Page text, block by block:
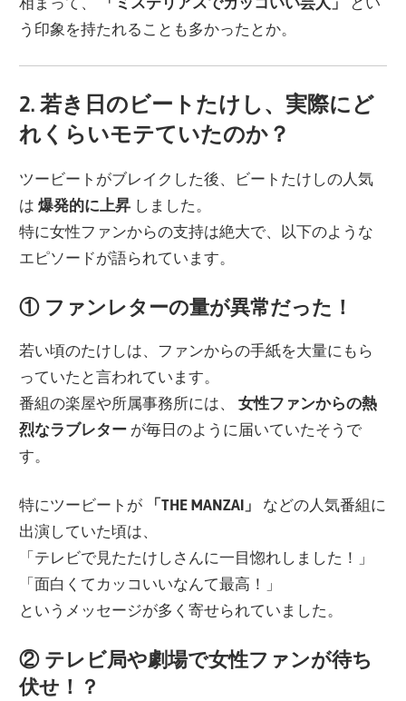
う印象を持たれることも多かったとか。
2. 若き日のビートたけし、実際にど
れくらいモテていたのか？
ツービートがブレイクした後、ビートたけしの人気
は爆発的に上昇 しました。
特に女性ファンからの支持は絶大で、以下のような
エピソードが語られています。
① ファンレターの量が異常だった！
若い頃のたけしは、ファンからの手紙を大量にもら
っていたと言われています。
番組の楽屋や所属事務所には、女性ファンからの熱
烈なラブレター が毎日のように届いていたそうで
す。
特にツービートが 「THE MANZAI」
などの人気番組に
出演していた頃は、
「テレビで見たたけしさんに一目惚れしました！」
「面白くてカッコいいなんて最高！」
というメッセージが多く寄せられていました。
② テレビ局や劇場で女性ファンが待ち
伏せ！？